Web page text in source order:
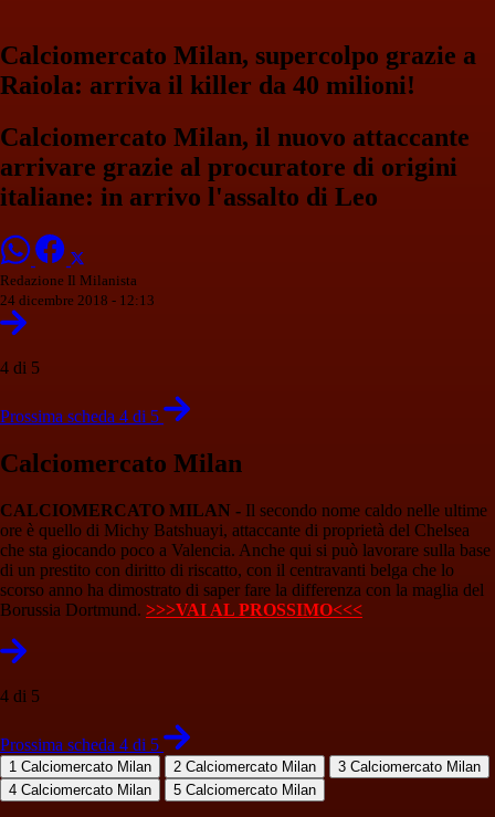
Calciomercato Milan, supercolpo grazie a
Raiola: arriva il killer da 40 milioni!
Calciomercato Milan, il nuovo attaccante
arrivare grazie al procuratore di origini
italiane: in arrivo l'assalto di Leo
Redazione Il Milanista
24 dicembre 2018 - 12:13
4 di 5
Prossima scheda 4 di 5
Calciomercato Milan
CALCIOMERCATO MILAN - Il secondo nome caldo nelle ultime
ore è quello di Michy Batshuayi, attaccante di proprietà del Chelsea
che sta giocando poco a Valencia. Anche qui si può lavorare sulla base
di un prestito con diritto di riscatto, con il centravanti belga che lo
scorso anno ha dimostrato di saper fare la differenza con la maglia del
Borussia Dortmund. >>>VAI AL PROSSIMO<<<
4 di 5
Prossima scheda 4 di 5
1 Calciomercato Milan 2 Calciomercato Milan 3 Calciomercato Milan
4 Calciomercato Milan 5 Calciomercato Milan